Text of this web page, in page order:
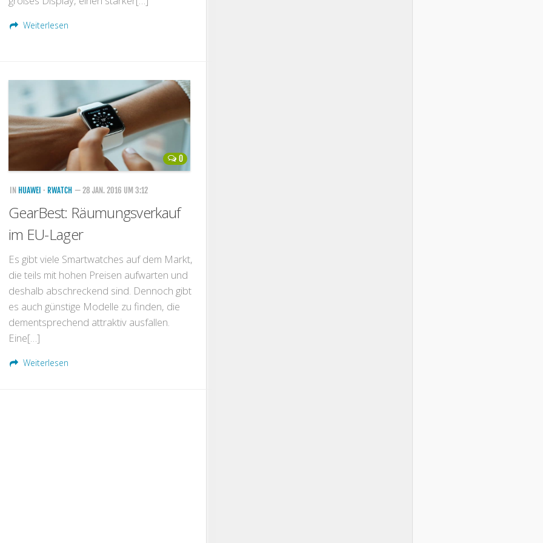
Weiterlesen
0
IN HUAWEI · RWATCH — 28 JAN. 2016 UM 3:12
GearBest: Räumungsverkauf
im EU-Lager
Es gibt viele Smartwatches auf dem Markt,
die teils mit hohen Preisen aufwarten und
deshalb abschreckend sind. Dennoch gibt
es auch günstige Modelle zu finden, die
dementsprechend attraktiv ausfallen.
Eine[…]
Weiterlesen